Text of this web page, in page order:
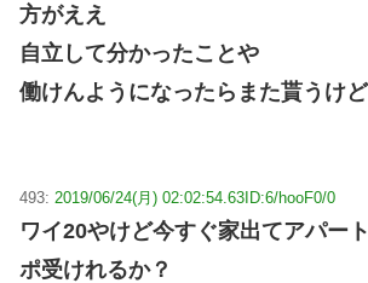
方がええ
自立して分かったことや
働けんようになったらまた貰うけど
493: 2019/06/24(月) 02:02:54.63ID:6/hooF0/0
ワイ20やけど今すぐ家出てアパー
ポ受けれるか？